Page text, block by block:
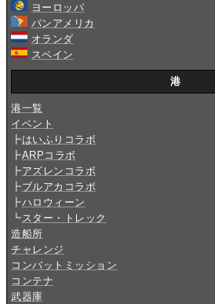
ヨーロッパ
パンアメリカ
オランダ
スペイン
港
港一覧
イベント
┣はいふりコラボ
┣ARPコラボ
┣アズレンコラボ
┣ブルアカコラボ
┣ハロウィーン
┗スター・トレック
造船所
チャレンジ
コンバットミッション
コンテナ
武器庫